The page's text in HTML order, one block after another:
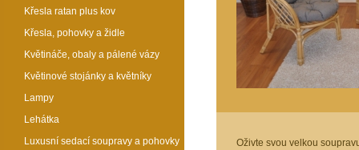
Oživte svou velkou
Křesla ratan plus kov
Křesla, pohovky a židle
Květináče, obaly a pálené vázy
Květinové stojánky a květníky
Lampy
Lehátka
Luxusní sedací soupravy a pohovky